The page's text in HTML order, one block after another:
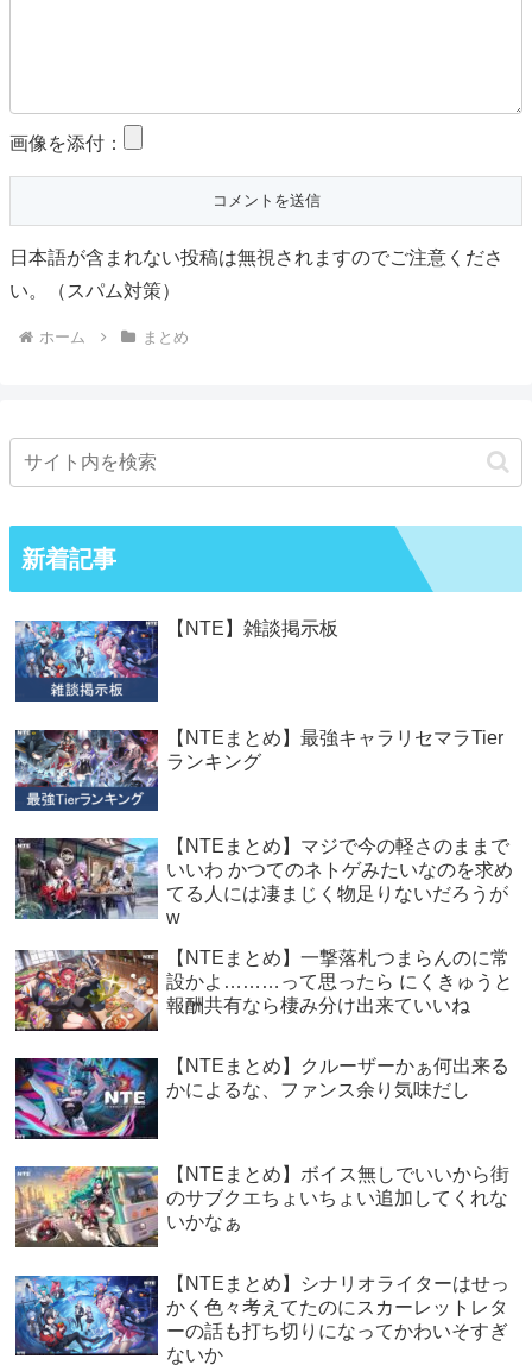
画像を添付：
日本語が含まれない投稿は無視されますのでご注意くださ
い。（スパム対策）
ホーム まとめ
新着記事
【NTE】雑談掲示板
【NTEまとめ】最強キャラリセマラTier
ランキング
【NTEまとめ】マジで今の軽さのままで
いいわ かつてのネトゲみたいなのを求め
てる人には凄まじく物足りないだろうが
w
【NTEまとめ】一撃落札つまらんのに常
設かよ………って思ったら にくきゅうと
報酬共有なら棲み分け出来ていいね
【NTEまとめ】クルーザーかぁ何出来る
かによるな、ファンス余り気味だし
【NTEまとめ】ボイス無しでいいから街
のサブクエちょいちょい追加してくれな
いかなぁ
【NTEまとめ】シナリオライターはせっ
かく色々考えてたのにスカーレットレタ
ーの話も打ち切りになってかわいそすぎ
ないか